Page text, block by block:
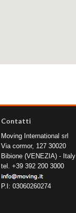
Contatti
Moving International srl
Via cormor, 127 30020
Bibione (VENEZIA) - Italy
tel. +39 392 200 3000
P.I: 03060260274